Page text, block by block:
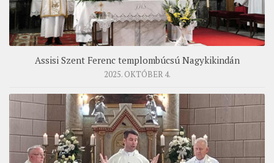
Assisi Szent Ferenc templombúcsú Nagykikindán
2025. OKTÓBER 4.